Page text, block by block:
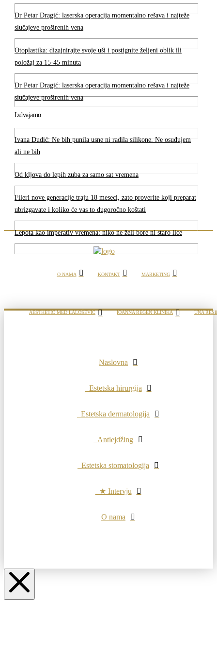
Dr Petar Dragić: laserska operacija momentalno rešava i najteže
slučajeve proširenih vena
Otoplastika: dizajnirajte svoje uši i postignite željeni oblik ili
položaj za 15-45 minuta
Dr Petar Dragić: laserska operacija momentalno rešava i najteže
slučajeve proširenih vena
Izdvajamo
Ivana Dudić: Ne bih punila usne ni radila silikone. Ne osuđujem
ali ne bih
Od kljova do lepih zuba za samo sat vremena
Fileri nove generacije traju 18 meseci, zato proverite koji preparat
ubrizgavate i koliko će vas to dugoročno koštati
Lepota kao imperativ vremena: niko ne želi bore ni staro lice
O NAMA KONTAKT MARKETING
AESTHETIC MED LALOŠEVIĆ IOANNA REGEN KLINIKA UNA
Naslovna
Estetska hirurgija
Estetska dermatologija
Antiejdžing
Estetska stomatologija
★ Intervju
O nama